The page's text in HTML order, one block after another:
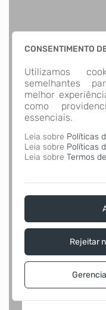
CONSENTIMENTO
Utilizamos
semelhantes
melhor
como
essenciais.
Leia sobre Políticas
Leia sobre Políticas
Leia sobre Termos
Rejeitar
Nota
Iniciando em
a
Ambiente de
de Serviço
entraram
acesse o link
BALNEARIO